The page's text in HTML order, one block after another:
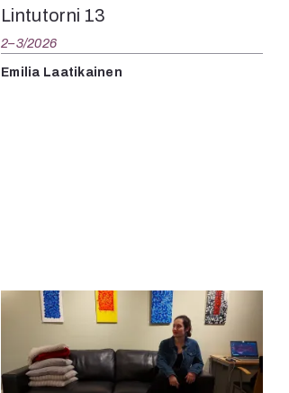
Lintutorni 13
2–3/2026
Emilia Laatikainen